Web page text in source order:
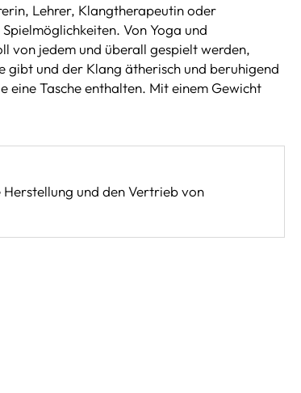
Lehrer, Klangtherapeutin oder
Von Yoga und
von jedem und überall gespielt werden,
gibt und der Klang ätherisch und beruhigend
eine Tasche enthalten. Mit einem Gewicht
und den Vertrieb von